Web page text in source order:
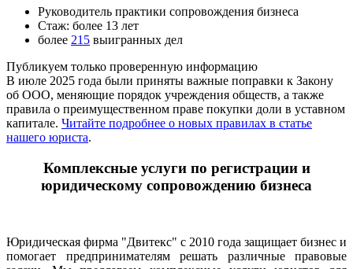
Руководитель практики сопровождения бизнеса
Стаж: более 13 лет
более 215 выигранных дел
Публикуем только проверенную информацию
В июле 2025 года были приняты важные поправки к Закону
об ООО, меняющие порядок учреждения обществ, а также
правила о преимущественном праве покупки доли в уставном
капитале. Читайте подробнее о новых правилах в статье
нашего юриста.
Комплексные услуги по регистрации и
юридическому сопровождению бизнеса
Юридическая фирма "Двитекс" с 2010 года защищает бизнес и
помогает предпринимателям решать различные правовые